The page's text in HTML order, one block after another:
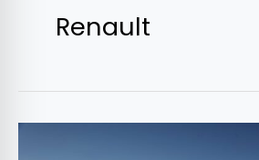
Renault